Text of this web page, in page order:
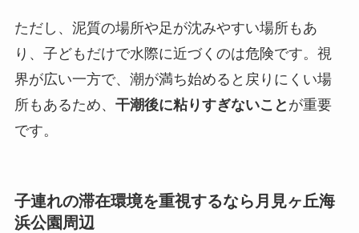
ただし、泥質の場所や足が沈みやすい場所もあ
り、子どもだけで水際に近づくのは危険です。視
界が広い一方で、潮が満ち始めると戻りにくい場
所もあるため、 干潮後に粘りすぎないこと が重要
です。
子連れの滞在環境を重視するなら月見ヶ丘海
浜公園周辺